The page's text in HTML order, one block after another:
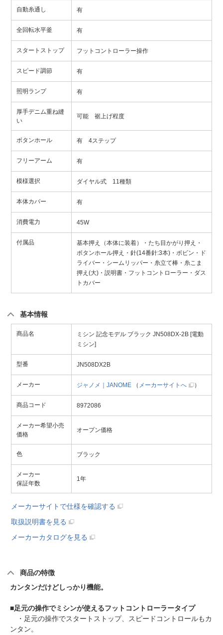
自動糸通し 有
全回転水平釜 有
スタートストップ フットコントローラー操作
スピード調節 有
照明ランプ 有
厚手デニム重ね縫
い
可能 裾上げ程度
ボタンホール 有 4ステップ
フリーアーム 有
模様選択 ダイヤル式 11種類
本体カバー 有
消費電力 45W
付属品
基本押え（本体に装着）・たち目かがり押え・
ボタンホール押え・針(14番針:3本)・ボビン・ド
ライバー・シームリッパー・糸立て棒・糸こま
押え(大)・説明書・フットコントローラー・ダス
トカバー
基本情報
商品名
ミシン 記念モデル ブラック JN508DX-2B [電動
ミシン]
型番 JN508DX2B
メーカー ジャノメ｜JANOME （ メーカーサイトへ ）
商品コード 8972086
メーカー希望小売
価格
オープン価格
色 ブラック
メーカー
保証年数
1年
メーカーサイトで仕様を確認する
取扱説明書を見る
メーカーカタログを見る
商品の特徴
カンタンだけどしっかり機能。
■足元の操作でミシンが使えるフットコントローラータイプ
・足元の操作でスタートストップ、スピードコントロールもカ
ンタン。